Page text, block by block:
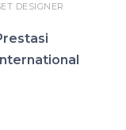
DESIGNER